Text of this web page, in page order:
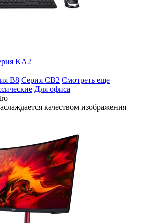
KA2
B8 Серия CB2 Смотреть еще
Для офиса
качеством изображения